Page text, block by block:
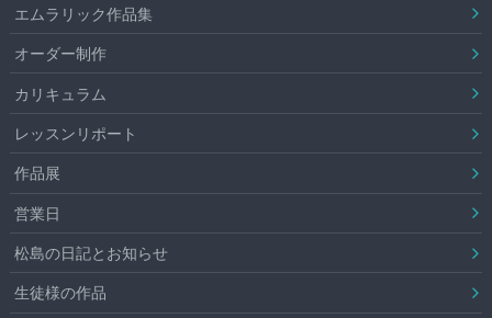
エムラリック作品集
オーダー制作
カリキュラム
レッスンリポート
作品展
営業日
松島の日記とお知らせ
生徒様の作品